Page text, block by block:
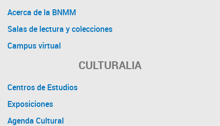
Acerca de la BNMM
Salas de lectura y colecciones
Campus virtual
CULTURALIA
Centros de Estudios
Exposiciones
Agenda Cultural